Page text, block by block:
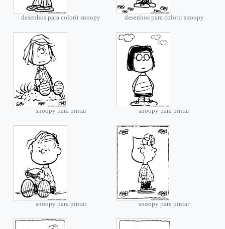
desenhos para colorir snoopy desenhos para colorir snoopy
snoopy para pintar snoopy para pintar
snoopy para pintar snoopy para pintar